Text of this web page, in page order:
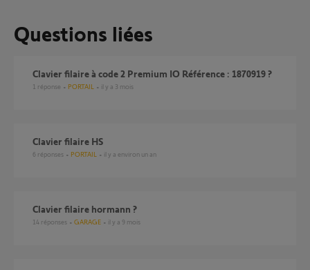
Questions liées
Clavier filaire à code 2 Premium IO Référence : 1870919 ?
1 réponse PORTAIL il y a 3 mois
Clavier filaire HS
6 réponses PORTAIL il y a environ un an
clavier filaire hormann ?
14 réponses GARAGE il y a 9 mois